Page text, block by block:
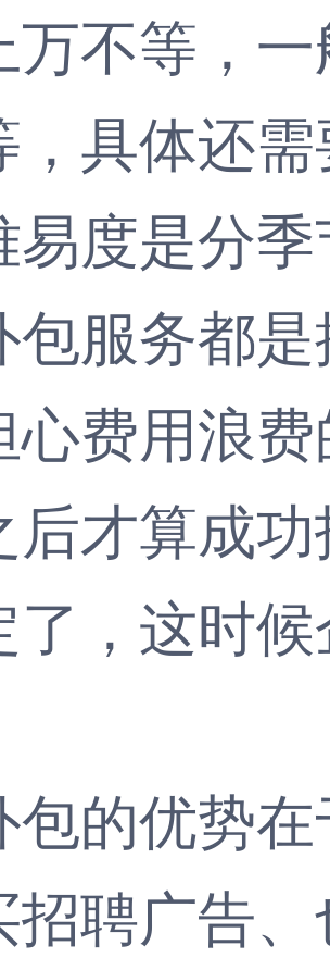
不等，
具体还
度是分季
务都是
心费用浪
才算成
，这时
优势在
聘广告